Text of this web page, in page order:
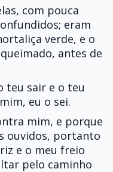
com pouca
eram
verde, e o
antes de
teu sair e o teu
eu o sei.
mim, e porque
ouvidos, portanto
e o meu freio
pelo caminho